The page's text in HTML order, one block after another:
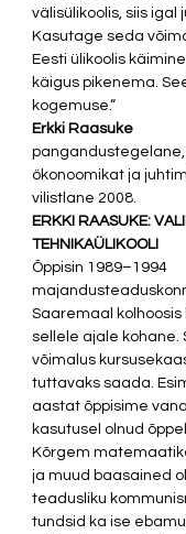
välisülikoolis, siis igal
Kasutage seda
Eesti ülikoolis
käigus pikenema.
kogemuse.“
Erkki Raasuke
pangandustegelane,
ökonoomikat ja
vilistlane 2008.
ERKKI RAASUKE:
TEHNIKAÜLIKOOLI
Õppisin 1989–1994
Saaremaal kolhoosis
sellele ajale kohane.
võimalus
tuttavaks saada.
aastat õppisime
kasutusel olnud
Kõrgem
ja muud baasained
teadusliku
tundsid ka ise